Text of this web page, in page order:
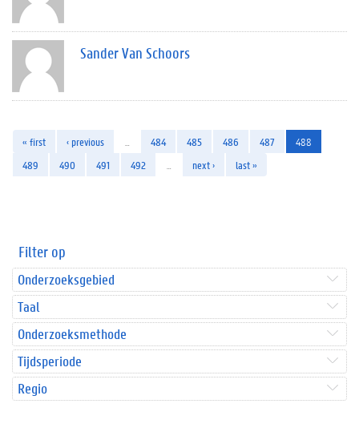
Sander Van Schoors
« first ‹ previous 484 485 486 487
488
489
490 491 492 next › last »
Filter op
Onderzoeksgebied
Taal
Onderzoeksmethode
Tijdsperiode
Regio